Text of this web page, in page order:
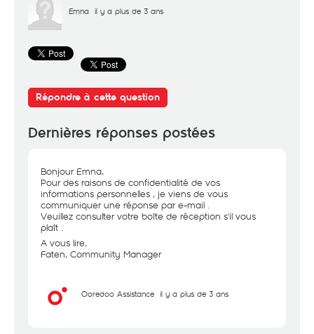
Emna il y a plus de 3 ans
Répondre à cette question
Dernières réponses postées
Bonjour Emna,
Pour des raisons de confidentialité de vos
informations personnelles , je viens de vous
communiquer une réponse par e-mail .
Veuillez consulter votre boîte de réception s'il vous
plaît .
A vous lire,
Faten, Community Manager
Ooredoo Assistance il y a plus de 3 ans